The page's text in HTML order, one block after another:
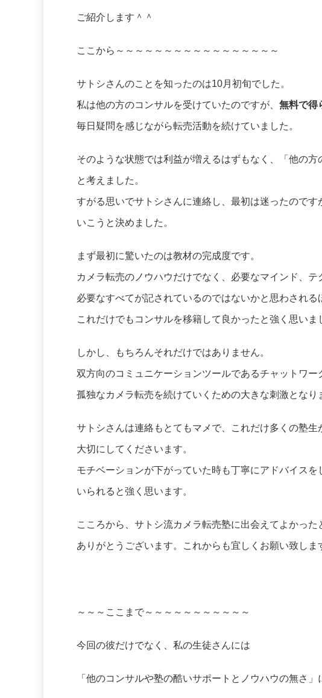
ご紹介します＾＾
ここから～～～～～～～～～～～～～～～～～
サトシさんのことを知ったのは10月初旬でした。
私は他の方のコンサルを受けていたのですが、 無料で得
毎日疑問を感じながら転売活動を続けていました。
そのような状態では利益が増えるはずもなく、「他の方
と考えました。
すがる思いでサトシさんに連絡し、最初は迷ったので
いこうと決めました。
まず最初に驚いたのは教材の完成度です。
カメラ転売のノウハウだけでなく、必要なマインド、
必要なすべてが記されているのではないかと思わされる
これだけでもコンサルを移籍して良かったと強く思いま
しかし、もちろんそれだけではありません。
双方向のコミュニケーションツールであるチャットワー
孤独なカメラ転売を続けていくための大きな刺激となり
サトシさんは連絡もとてもマメで、これだけ多くの塾
大切にしてくださいます。
モチベーションが下がっていた時も丁寧にアドバイス
いられると強く思います。
こころから、サトシ流カメラ転売塾に出会えてよかった
ありがとうございます。これからも宜しくお願い致しま
～～～ここまで～～～～～～～～～～～
今回の彼だけでなく、私の生徒さんには
「他のコンサルや塾の酷いサポートとノウハウの無さ」